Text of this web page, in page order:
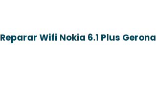
Reparar Wifi Nokia 6.1 Plus Gerona